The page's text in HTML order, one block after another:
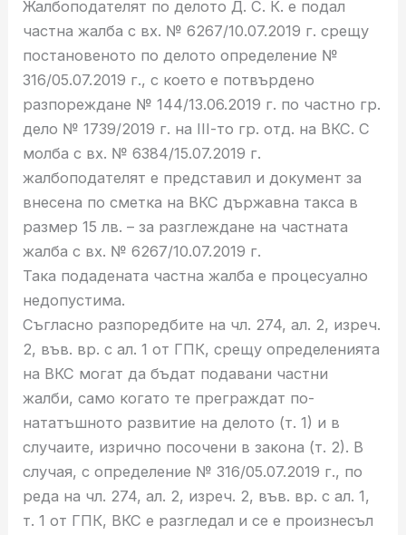
Жалбоподателят по делото Д. С. К. е подал
частна жалба с вх. № 6267/10.07.2019 г. срещу
постановеното по делото определение №
316/05.07.2019 г., с което е потвърдено
разпореждане № 144/13.06.2019 г. по частно гр.
дело № 1739/2019 г. на ІІІ-то гр. отд. на ВКС. С
молба с вх. № 6384/15.07.2019 г.
жалбоподателят е представил и документ за
внесена по сметка на ВКС държавна такса в
размер 15 лв. – за разглеждане на частната
жалба с вх. № 6267/10.07.2019 г.
Така подадената частна жалба е процесуално
недопустима.
Съгласно разпоредбите на чл. 274, ал. 2, изреч.
2, във. вр. с ал. 1 от ГПК, срещу определенията
на ВКС могат да бъдат подавани частни
жалби, само когато те преграждат по-
нататъшното развитие на делото (т. 1) и в
случаите, изрично посочени в закона (т. 2). В
случая, с определение № 316/05.07.2019 г., по
реда на чл. 274, ал. 2, изреч. 2, във. вр. с ал. 1,
т. 1 от ГПК, ВКС е разгледал и се е произнесъл